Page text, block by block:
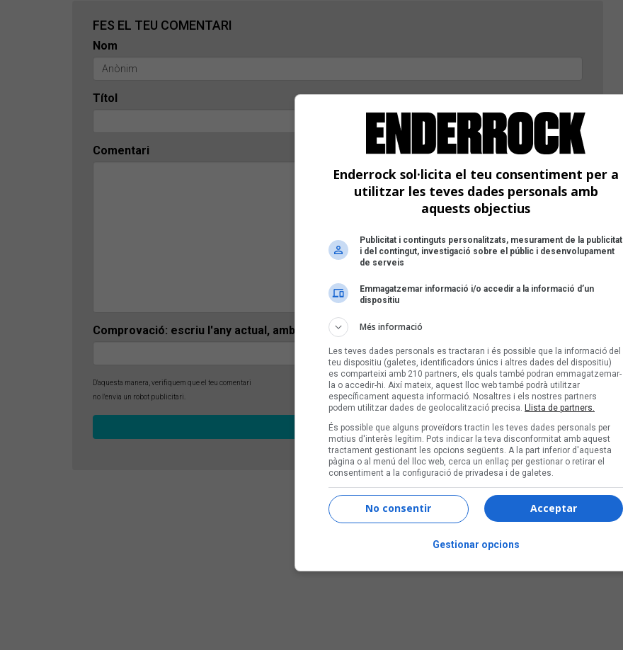
FES EL TEU COMENTARI
Nom
Títol
Comentari
Comprovació: escriu l'any actual, amb 4 xifres
D'aquesta manera, verifiquem que el teu comentari
no l'envia un robot publicitari.
Enderrock sol·licita el teu consentiment per a
utilitzar les teves dades personals amb
aquests objectius
Publicitat i continguts personalitzats, mesurament de la publicitat
i del contingut, investigació sobre el públic i desenvolupament
de serveis
Emmagatzemar informació i/o accedir a la informació d’un
dispositiu
Més informació
Les teves dades personals es tractaran i és possible que la informació del
teu dispositiu (galetes, identificadors únics i altres dades del dispositiu)
es comparteixi amb 210 partners, els quals també podran emmagatzemar-
la o accedir-hi. Així mateix, aquest lloc web també podrà utilitzar
específicament aquesta informació. Nosaltres i els nostres partners
podem utilitzar dades de geolocalització precisa. Llista de partners.
És possible que alguns proveïdors tractin les teves dades personals per
motius d'interès legítim. Pots indicar la teva disconformitat amb aquest
tractament gestionant les opcions següents. A la part inferior d'aquesta
pàgina o al menú del lloc web, cerca un enllaç per gestionar o retirar el
consentiment a la configuració de privadesa i de galetes.
Acceptar
No consentir
Gestionar opcions